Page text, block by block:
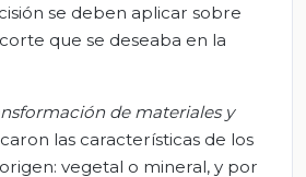
se deben aplicar sobre
que se deseaba en la
de materiales y
las características de los
vegetal o mineral, y por